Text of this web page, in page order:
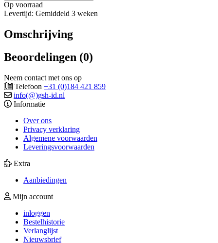
Op voorraad
Levertijd: Gemiddeld 3 weken
Omschrijving
Beoordelingen (0)
Neem contact met ons op
Telefoon +31 (0)184 421 859
info(@)gsh-id.nl
Informatie
Over ons
Privacy verklaring
Algemene voorwaarden
Leveringsvoorwaarden
Extra
Aanbiedingen
Mijn account
inloggen
Bestelhistorie
Verlanglijst
Nieuwsbrief